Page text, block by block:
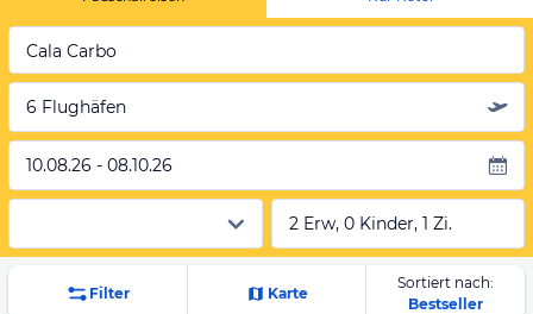
Cala Carbo
6 Flughäfen
10.08.26 - 08.10.26
2 Erw, 0 Kinder, 1 Zi.
Filter Karte
Sortiert nach:
Bestseller